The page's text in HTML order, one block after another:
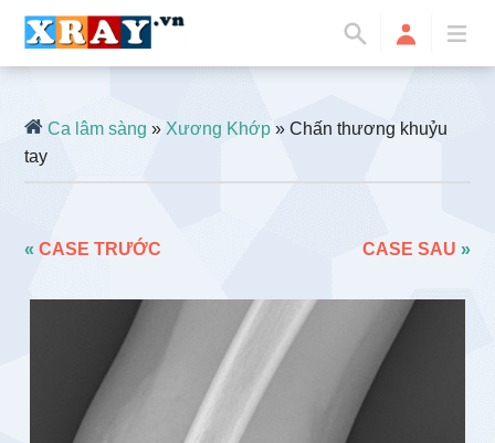
Ca lâm sàng »Xương Khớp » Chấn thương khuỷu
tay
«CASE TRƯỚC CASE SAU »